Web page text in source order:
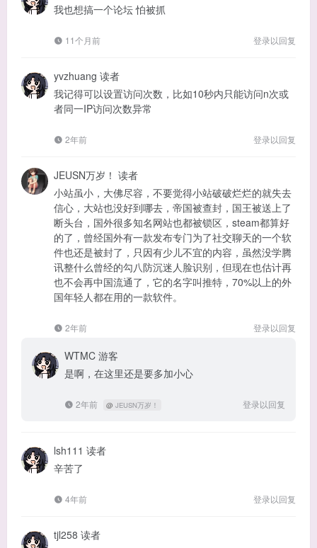
我也想搞一个论坛 怕被抓
11个月前 登录以回复
yvzhuang 读者
我记得可以设置访问次数，比如10秒内只能访问n次或
者同一IP访问次数异常
2年前 登录以回复
JEUSN万岁！ 读者
小站虽小，大佛尽容，不要觉得小站破破烂烂的就失去
信心，大站也没好到哪去，帝国被查封，国王被送上了
断头台，国外很多知名网站也都被锁区，steam都算好
的了，曾经国外有一款发布专门为了社交聊天的一个软
件也还是被封了，只因有少儿不宜的内容，虽然没学腾
讯整什么曾经的勾八防沉迷人脸识别，但现在也估计再
也不会再中国流通了，它的名字叫推特，70%以上的外
国年轻人都在用的一款软件。
2年前 登录以回复
WTMC 游客
是啊，在这里还是要多加小心
2年前 @ JEUSN万岁！ 登录以回复
lsh111 读者
辛苦了
4年前 登录以回复
tjl258 读者